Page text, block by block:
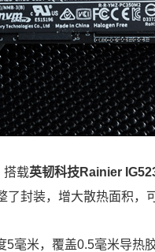
搭载英韧科技Rainier
封装，增大散热面积，
毫米，覆盖0.5毫米导热胶